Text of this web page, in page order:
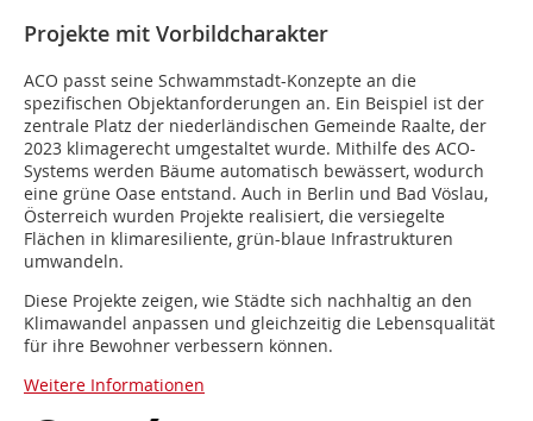
Projekte mit Vorbildcharakter
ACO passt seine Schwammstadt-Konzepte an die
spezifischen Objektanforderungen an. Ein Beispiel ist der
zentrale Platz der niederländischen Gemeinde Raalte, der
2023 klimagerecht umgestaltet wurde. Mithilfe des ACO-
Systems werden Bäume automatisch bewässert, wodurch
eine grüne Oase entstand. Auch in Berlin und Bad Vöslau,
Österreich wurden Projekte realisiert, die versiegelte
Flächen in klimaresiliente, grün-blaue Infrastrukturen
umwandeln.
Diese Projekte zeigen, wie Städte sich nachhaltig an den
Klimawandel anpassen und gleichzeitig die Lebensqualität
für ihre Bewohner verbessern können.
Weitere Informationen